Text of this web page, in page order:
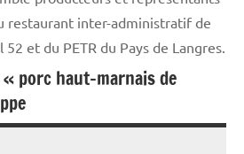
restaurant inter-administratif de
et du PETR du Pays de Langres.
porc haut-marnais de